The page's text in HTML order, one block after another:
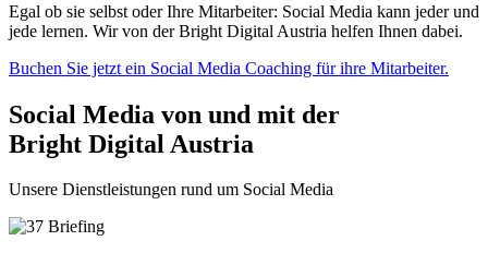
Egal ob sie selbst oder Ihre Mitarbeiter: Social Media kann jeder und
jede lernen. Wir von der Bright Digital Austria helfen Ihnen dabei.
Buchen Sie jetzt ein Social Media Coaching für ihre Mitarbeiter.
Social Media von und mit der
Bright Digital Austria
Unsere Dienstleistungen rund um Social Media